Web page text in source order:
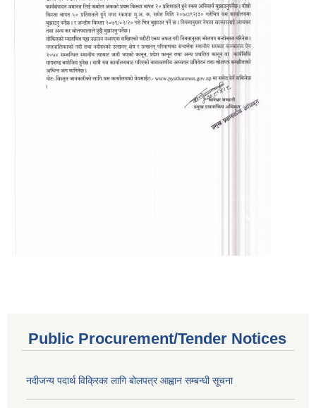
Public Procurement/Tender Notices
नदीजन्य पदार्थ विक्रिका लागि बोलपत्र आह्वान सम्बन्धी सूचना